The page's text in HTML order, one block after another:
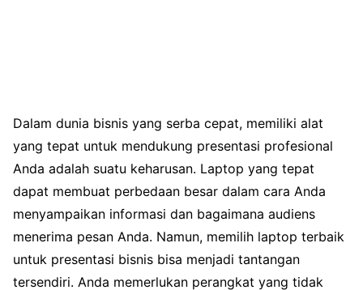
Dalam dunia bisnis yang serba cepat, memiliki alat
yang tepat untuk mendukung presentasi profesional
Anda adalah suatu keharusan. Laptop yang tepat
dapat membuat perbedaan besar dalam cara Anda
menyampaikan informasi dan bagaimana audiens
menerima pesan Anda. Namun, memilih laptop terbaik
untuk presentasi bisnis bisa menjadi tantangan
tersendiri. Anda memerlukan perangkat yang tidak